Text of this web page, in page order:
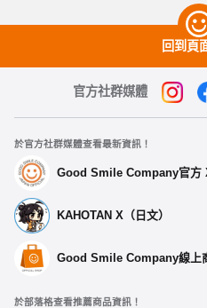
回到頁
官方社群媒體
於官方社群媒體查看最新資訊！
Good Smile Company官方
KAHOTAN X（日文）
Good Smile Company線上
於部落格查看推薦商品資訊！